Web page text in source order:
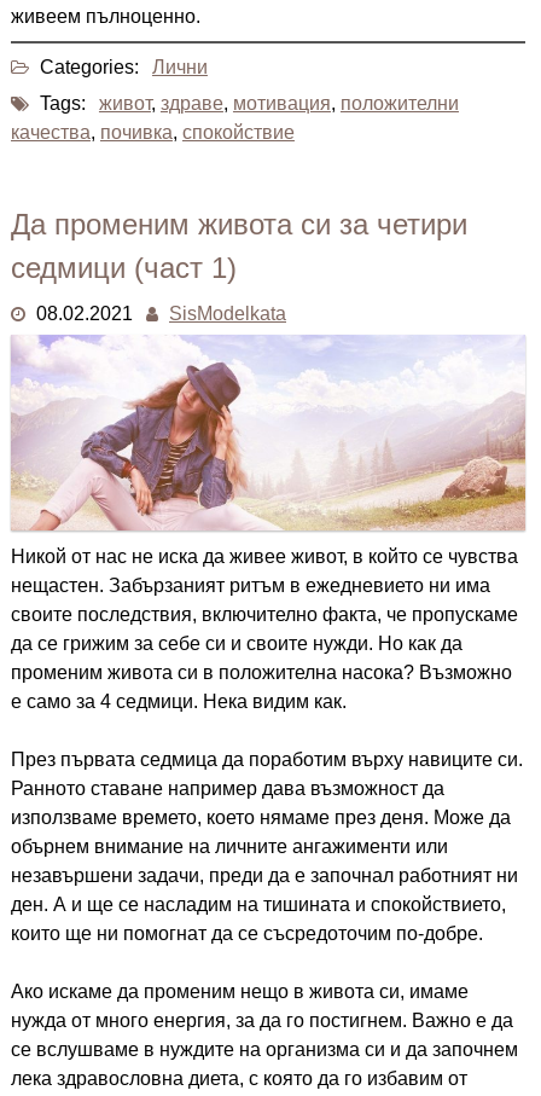
живеем пълноценно.
Categories:
Лични
Tags:
живот, здраве, мотивация, положителни
качества, почивка, спокойствие
Да променим живота си за четири
седмици (част 1)
08.02.2021 SisModelkata
Никой от нас не иска да живее живот, в който се чувства
нещастен. Забързаният ритъм в ежедневието ни има
своите последствия, включително факта, че пропускаме
да се грижим за себе си и своите нужди. Но как да
променим живота си в положителна насока? Възможно
е само за 4 седмици. Нека видим как.
През първата седмица да поработим върху навиците си.
Ранното ставане например дава възможност да
използваме времето, което нямаме през деня. Може да
обърнем внимание на личните ангажименти или
незавършени задачи, преди да е започнал работният ни
ден. А и ще се насладим на тишината и спокойствието,
които ще ни помогнат да се съсредоточим по-добре.
Ако искаме да променим нещо в живота си, имаме
нужда от много енергия, за да го постигнем. Важно е да
се вслушваме в нуждите на организма си и да започнем
лека здравословна диета, с която да го избавим от